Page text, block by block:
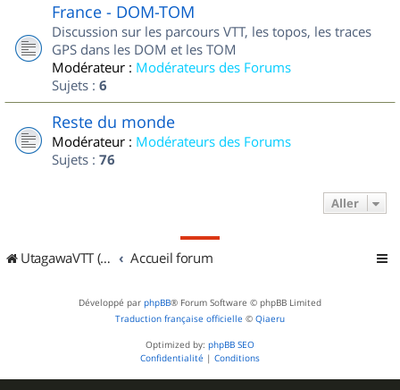
France - DOM-TOM
Discussion sur les parcours VTT, les topos, les traces
GPS dans les DOM et les TOM
Modérateur : Modérateurs des Forums
Sujets : 6
Reste du monde
Modérateur : Modérateurs des Forums
Sujets : 76
Aller
UtagawaVTT (Randos VTT et VTTAE avec traces GPS) Accueil forum
Développé par phpBB® Forum Software © phpBB Limited
Traduction française officielle © Qiaeru
Optimized by: phpBB SEO
Confidentialité | Conditions